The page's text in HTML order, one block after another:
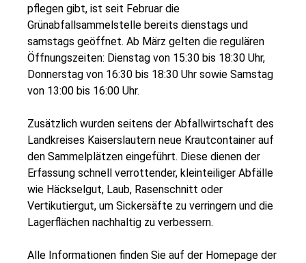
pflegen gibt, ist seit Februar die
Grünabfallsammelstelle bereits dienstags und
samstags geöffnet. Ab März gelten die regulären
Öffnungszeiten: Dienstag von 15:30 bis 18:30 Uhr,
Donnerstag von 16:30 bis 18:30 Uhr sowie Samstag
von 13:00 bis 16:00 Uhr.
Zusätzlich wurden seitens der Abfallwirtschaft des
Landkreises Kaiserslautern neue Krautcontainer auf
den Sammelplätzen eingeführt. Diese dienen der
Erfassung schnell verrottender, kleinteiliger Abfälle
wie Häckselgut, Laub, Rasenschnitt oder
Vertikutiergut, um Sickersäfte zu verringern und die
Lagerflächen nachhaltig zu verbessern.
Alle Informationen finden Sie auf der Homepage der